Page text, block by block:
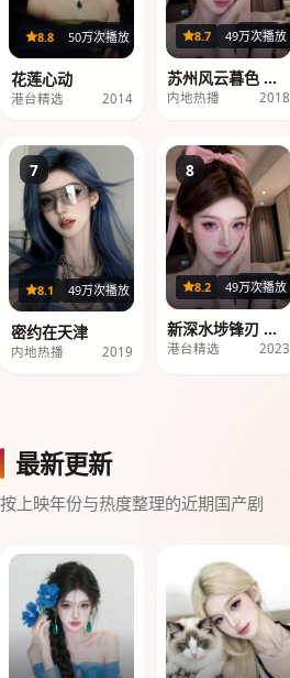
22集
8.8 50万次播放
花莲心动
港台精选 2014
12集
8.7 49万次播放
苏州风云暮色 第3
季
内地热播 2018
7
18集
8.1 49万次播放
密约在天津
内地热播 2019
8
40集
8.2 49万次播放
新深水埗锋刃 第1
季
港台精选 2023
最新更新
按上映年份与热度整理的近期国产剧